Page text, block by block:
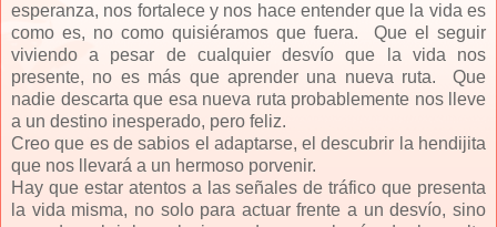
esperanza, nos fortalece y nos hace entender que la vida es
como es, no como quisiéramos que fuera. Que el seguir
viviendo a pesar de cualquier desvío que la vida nos
presente, no es más que aprender una nueva ruta. Que
nadie descarta que esa nueva ruta probablemente nos lleve
a un destino inesperado, pero feliz.
Creo que es de sabios el adaptarse, el descubrir la hendijita
que nos llevará a un hermoso porvenir.
Hay que estar atentos a las señales de tráfico que presenta
la vida misma, no solo para actuar frente a un desvío, sino